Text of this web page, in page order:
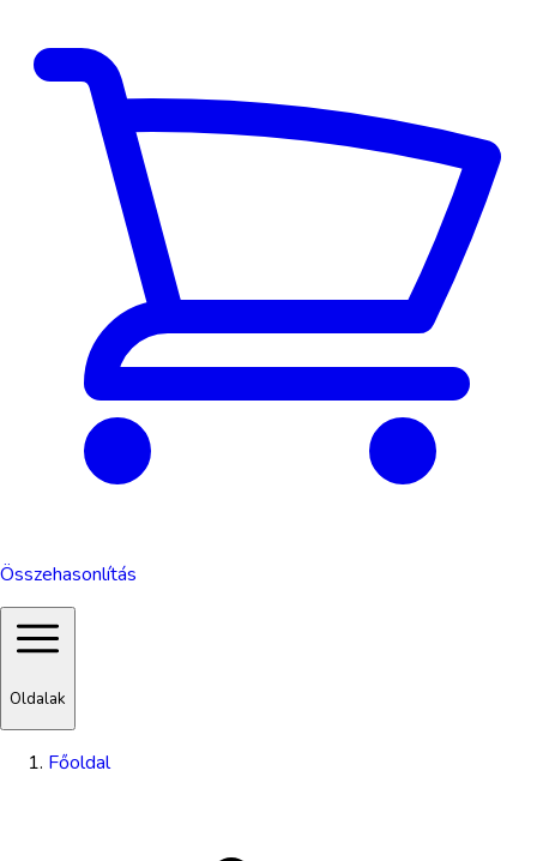
Összehasonlítás
Oldalak
Főoldal